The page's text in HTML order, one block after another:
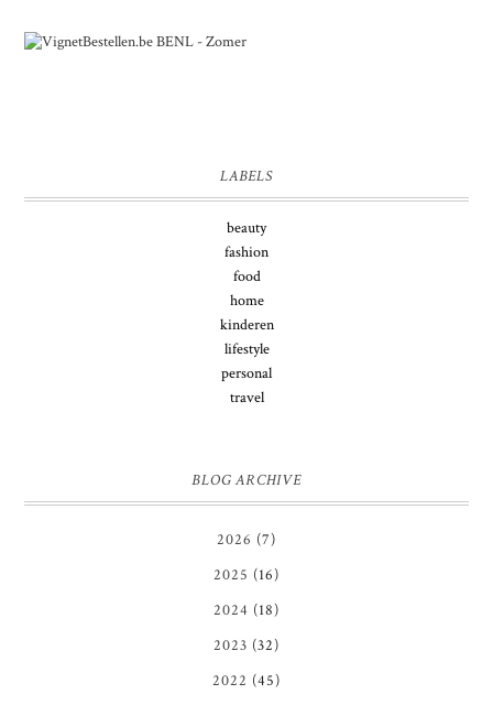
LABELS
beauty
fashion
food
home
kinderen
lifestyle
personal
travel
BLOG ARCHIVE
2026 (7)
2025 (16)
2024 (18)
2023 (32)
2022 (45)